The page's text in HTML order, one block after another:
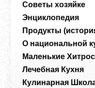
Советы хозяйке
Энциклопедия
Продукты
О национальной
Маленькие
Лечебная Кухня
Кулинарная